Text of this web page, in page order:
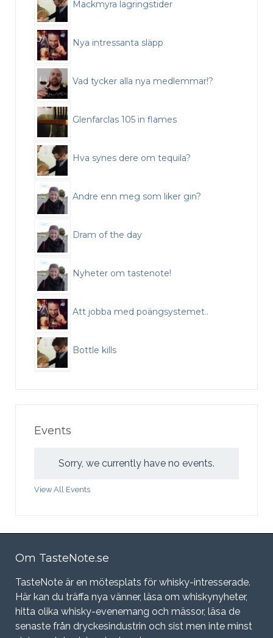
Mackmyra lagringstider
Nya intressanta släpp
Vad tycker alla nya medlemmar!?
Glenfarclas 105 in flames
Hva synes dere om tequila?
Andre enn meg som liker gin?
Dram of the day
Nyheter om tastenote!
Att jobba med poängsystemet..
Bottle kills
Events
Sorry, we currently have no events.
View All Events
Om TasteNote.se
TasteNote är en mötesplats för whisky-intresserade.
Här kan du träffa nya vänner, läsa om whiskynyheter,
hitta olika whisky-evenemang och mässor, läsa de
senaste från dryckesindustrin och sist men inte minst